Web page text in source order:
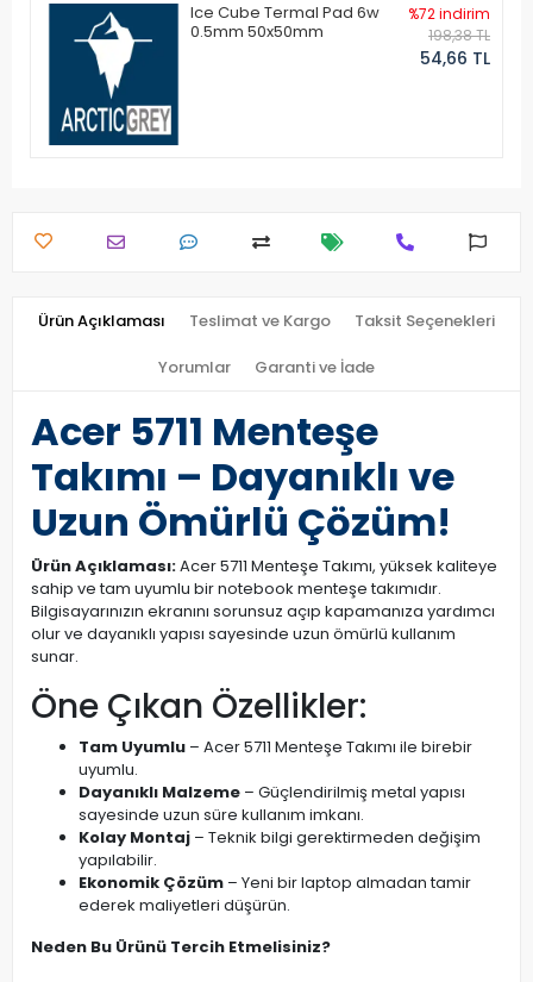
Ice Cube Termal Pad 6w
0.5mm 50x50mm
%72 indirim
198,38 TL
54,66 TL
Ürün Açıklaması Teslimat ve Kargo Taksit Seçenekleri
Yorumlar Garanti ve İade
Acer 5711 Menteşe
Takımı – Dayanıklı ve
Uzun Ömürlü Çözüm!
Ürün Açıklaması:Acer 5711 Menteşe Takımı, yüksek kaliteye
sahip ve tam uyumlu bir notebook menteşe takımıdır.
Bilgisayarınızın ekranını sorunsuz açıp kapamanıza yardımcı
olur ve dayanıklı yapısı sayesinde uzun ömürlü kullanım
sunar.
Öne Çıkan Özellikler:
Tam Uyumlu – Acer 5711 Menteşe Takımı ile birebir
uyumlu.
Dayanıklı Malzeme – Güçlendirilmiş metal yapısı
sayesinde uzun süre kullanım imkanı.
Kolay Montaj – Teknik bilgi gerektirmeden değişim
yapılabilir.
Ekonomik Çözüm – Yeni bir laptop almadan tamir
ederek maliyetleri düşürün.
Neden Bu Ürünü Tercih Etmelisiniz?